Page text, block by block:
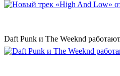
Daft Punk и The Weeknd